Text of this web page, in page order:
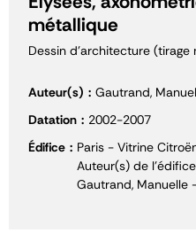
métallique
Dessin d'architecture (tirage
Auteur(s)
Gautrand,
Datation
2002-2007
Édifice
Paris - Vitrine
Auteur(s) de l'édifice
Gautrand, Manuelle